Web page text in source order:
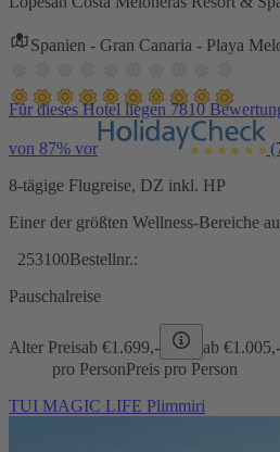
Spanien - Gran Canaria - Playa
Für dieses Hotel liegen 7810
von 87% vor
8-tägige Flugreise, DZ inkl. HP
Einer der größten Wellness-Bereiche
253100Bestellnr.:
Pauschalreise
Alter Preisab €1.699,- ab €1.005,-
pro PersonPreis pro Person
TUI MAGIC LIFE Plimmiri